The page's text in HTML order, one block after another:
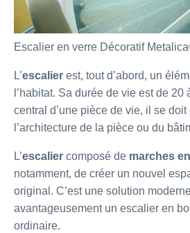
Escalier en verre Décoratif
L’escalier est, tout d’abord, un
l’habitat. Sa durée de vie est de 20
central d’une pièce de vie, il se doit
l’architecture de la pièce ou du
L’escalier composé de marches
notamment, de créer un nouvel
original. C’est une solution
avantageusement un escalier en
ordinaire.